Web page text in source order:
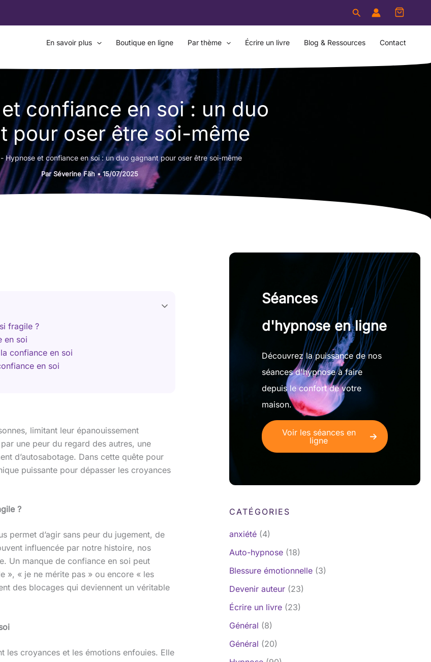
Rechercher
En savoir plus Boutique en ligne Par thème Écrire un livre Blog & Ressources Contact
confiance en soi : un duo
pour oser être soi-même
Hypnose et confiance en soi : un duo gagnant pour oser être soi-même
ParSéverine Fäh •15/07/2025
fragile ?
en soi
confiance en soi
en soi
limitant leur épanouissement
une peur du regard des autres, une
d’autosabotage. Dans cette quête pour
puissante pour dépasser les croyances
?
permet d’agir sans peur du jugement, de
influencée par notre histoire, nos
Un manque de confiance en soi peut
», « je ne mérite pas » ou encore « les
des blocages qui deviennent un véritable
les croyances et les émotions enfouies. Elle
Séances
d'hypnose en ligne
Découvrez la puissance de nos
séances d'hypnose à faire
depuis le confort de votre
maison.
Voir les séances en
ligne
CATÉGORIES
anxiété(4)
Auto-hypnose(18)
Blessure émotionnelle(3)
Devenir auteur(23)
Écrire un livre(23)
Général (8)
Général (20)